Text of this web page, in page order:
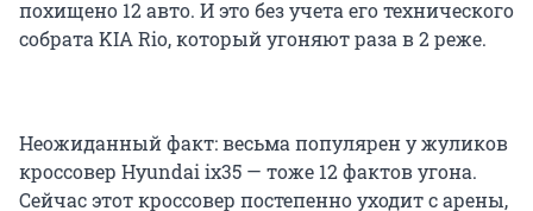
похищено 12 авто. И это без учета его технического
собрата KIA Rio, который угоняют раза в 2 реже.
Неожиданный факт: весьма популярен у жуликов
кроссовер Hyundai ix35 — тоже 12 фактов угона.
Сейчас этот кроссовер постепенно уходит с арены,